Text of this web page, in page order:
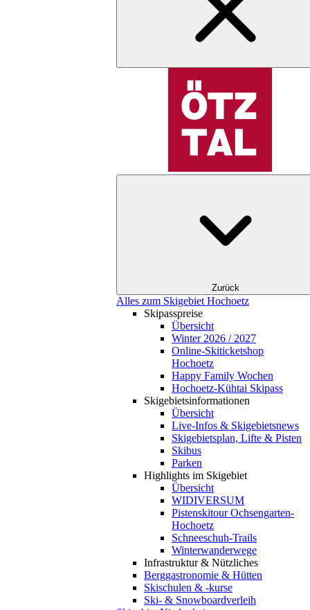
Zurück
Alles zum Skigebiet Hochoetz
Skipasspreise
Übersicht
Winter 2026 / 2027
Online-Skiticketshop
Hochoetz
Happy Family Wochen
Hochoetz-Kühtai Skipass
Skigebietsinformationen
Übersicht
Live-Infos & Skigebietsnews
Skigebietsplan, Lifte & Pisten
Skibus
Parken
Highlights im Skigebiet
Übersicht
WIDIVERSUM
Pistenskitour Ochsengarten-
Hochoetz
Schneeschuh-Trails
Winterwanderwege
Infrastruktur & Nützliches
Berggastronomie & Hütten
Skischulen & -kurse
Ski- & Snowboardverleih